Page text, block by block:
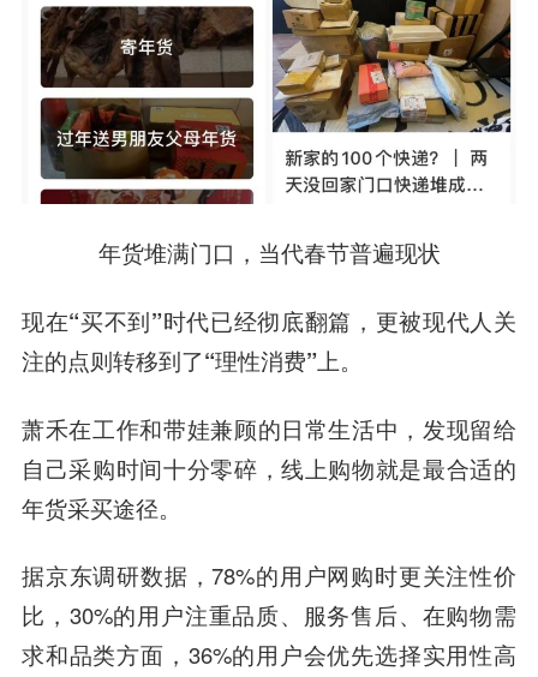
年货堆满门口，当代春节普遍现状
现在“买不到”时代已经彻底翻篇，更被现代人关
注的点则转移到了“理性消费”上。
萧禾在工作和带娃兼顾的日常生活中，发现留给
自己采购时间十分零碎，线上购物就是最合适的
年货采买途径。
据京东调研数据，78%的用户网购时更关注性价
比，30%的用户注重品质、服务售后、在购物需
求和品类方面，36%的用户会优先选择实用性高